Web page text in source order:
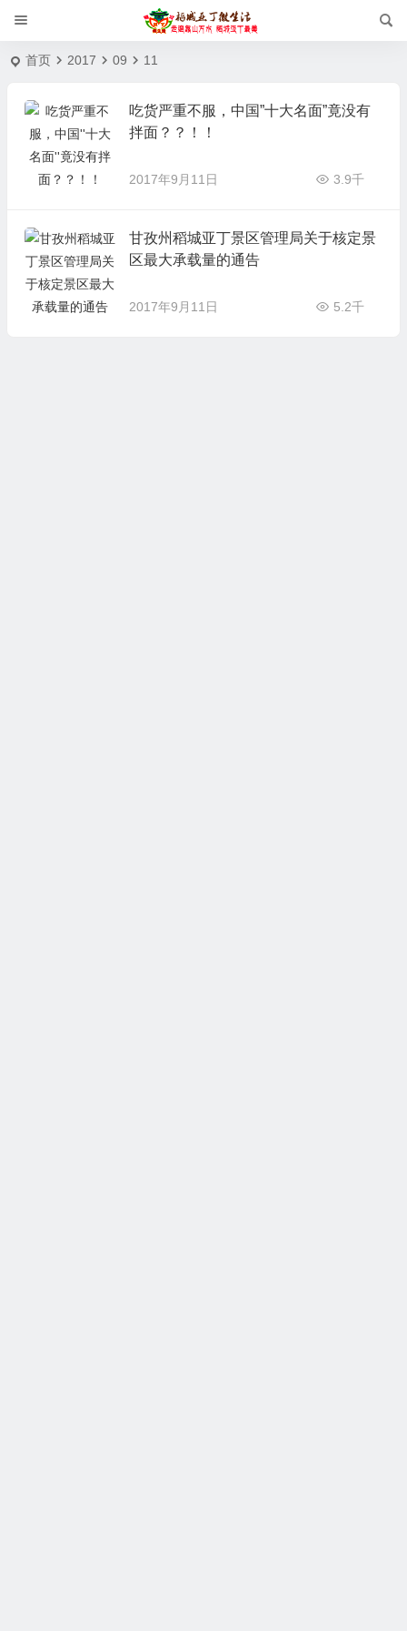
首页 2017 09 11
吃货严重不服，中国”十大名面”竟没有
拌面？？！！
2017年9月11日 3.9千
甘孜州稻城亚丁景区管理局关于核定景
区最大承载量的通告
2017年9月11日 5.2千